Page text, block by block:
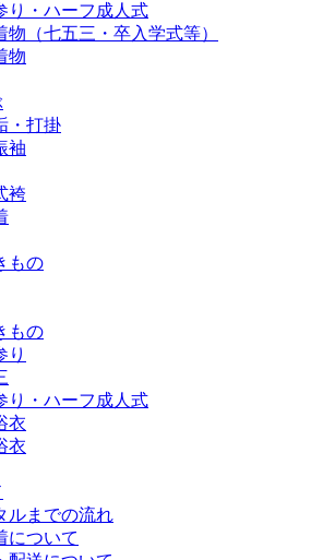
り・ハーフ成人式
物（七五三・卒入学式等）
物
・打掛
袖
袴
もの
もの
り
り・ハーフ成人式
衣
衣
ルまでの流れ
について